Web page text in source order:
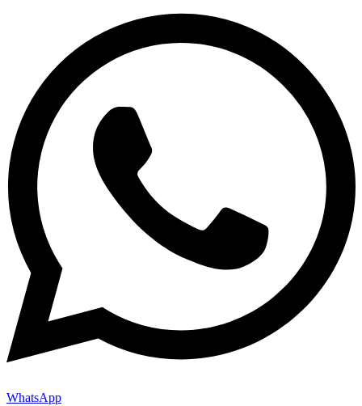
WhatsApp